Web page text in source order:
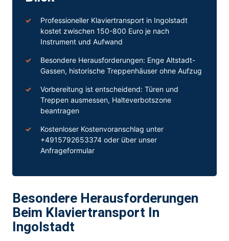
Professioneller Klaviertransport in Ingolstadt
kostet zwischen 150-800 Euro je nach
Instrument und Aufwand
Besondere Herausforderungen: Enge Altstadt-
Gassen, historische Treppenhäuser ohne Aufzug
Vorbereitung ist entscheidend: Türen und
Treppen ausmessen, Halteverbotszone
beantragen
Kostenloser Kostenvoranschlag unter
+4915792653374 oder über unser
Anfrageformular
Besondere Herausforderungen
Beim Klaviertransport In
Ingolstadt